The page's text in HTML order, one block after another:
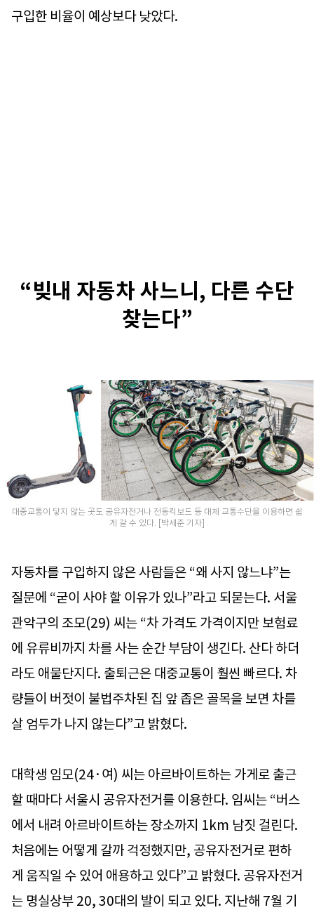
구입한 비율이 예상보다 낮았다.
“빚내 자동차 사느니, 다른 수단
찾는다”
대중교통이 닿지 않는 곳도 공유자전거나 전동킥보드 등 대체 교통수단을 이용하면 쉽
게 갈 수 있다. [박세준 기자]
자동차를 구입하지 않은 사람들은 “왜 사지 않느냐”는
질문에 “굳이 사야 할 이유가 있나”라고 되묻는다. 서울
관악구의 조모(29) 씨는 “차 가격도 가격이지만 보험료
에 유류비까지 차를 사는 순간 부담이 생긴다. 산다 하더
라도 애물단지다. 출퇴근은 대중교통이 훨씬 빠르다. 차
량들이 버젓이 불법주차된 집 앞 좁은 골목을 보면 차를
살 엄두가 나지 않는다”고 밝혔다.
대학생 임모(24·여) 씨는 아르바이트하는 가게로 출근
할 때마다 서울시 공유자전거를 이용한다. 임씨는 “버스
에서 내려 아르바이트하는 장소까지 1km 남짓 걸린다.
처음에는 어떻게 갈까 걱정했지만, 공유자전거로 편하
게 움직일 수 있어 애용하고 있다”고 밝혔다. 공유자전거
는 명실상부 20, 30대의 발이 되고 있다. 지난해 7월 기